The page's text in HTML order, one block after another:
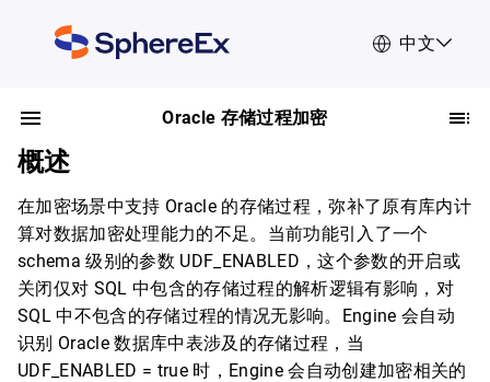
中文
Oracle 存储过程加密
概述
在加密场景中支持 Oracle 的存储过程，弥补了原有库内计
算对数据加密处理能力的不足。当前功能引入了一个
schema 级别的参数 UDF_ENABLED，这个参数的开启或
关闭仅对 SQL 中包含的存储过程的解析逻辑有影响，对
SQL 中不包含的存储过程的情况无影响。Engine 会自动
识别 Oracle 数据库中表涉及的存储过程，当
UDF_ENABLED = true 时，Engine 会自动创建加密相关的